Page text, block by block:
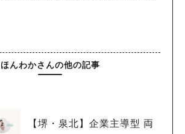
ほんわかさんの他の記事
【堺・泉北】企業主導型 両